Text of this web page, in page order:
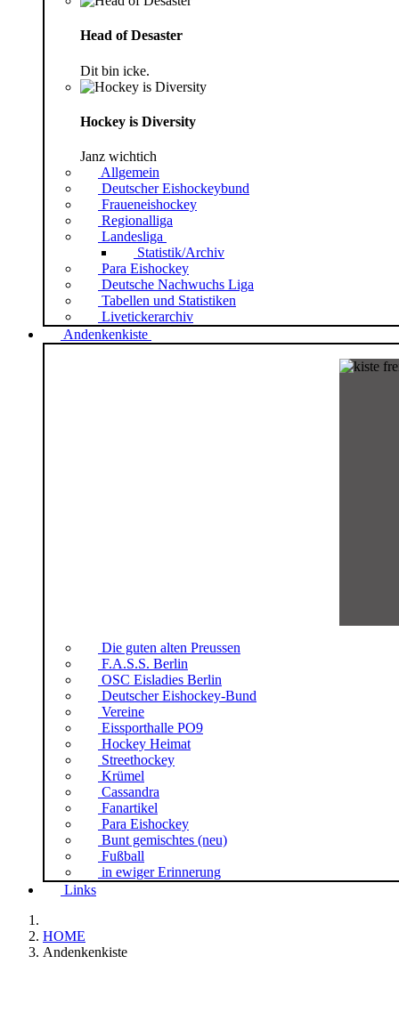
Head of Desaster
Dit bin icke.
Hockey is Diversity
Janz wichtich
Allgemein
Deutscher Eishockeybund
Fraueneishockey
Regionalliga
Landesliga
Statistik/Archiv
Para Eishockey
Deutsche Nachwuchs Liga
Tabellen und Statistiken
Livetickerarchiv
Andenkenkiste
Die guten alten Preussen
F.A.S.S. Berlin
OSC Eisladies Berlin
Deutscher Eishockey-Bund
Vereine
Eissporthalle PO9
Hockey Heimat
Streethockey
Krümel
Cassandra
Fanartikel
Para Eishockey
Bunt gemischtes (neu)
Fußball
in ewiger Erinnerung
Links
HOME
Andenkenkiste